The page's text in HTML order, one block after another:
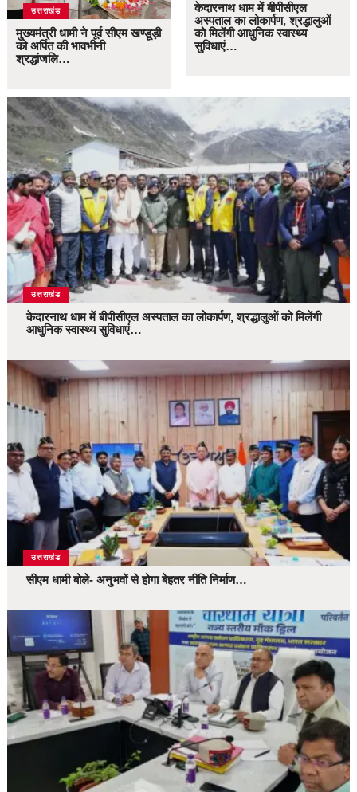
उत्तराखंड
मुख्यमंत्री धामी ने पूर्व सीएम खण्डूड़ी
को अर्पित की भावभीनी
श्रद्धांजलि…
केदारनाथ धाम में बीपीसीएल
अस्पताल का लोकार्पण, श्रद्धालुओं
को मिलेंगी आधुनिक स्वास्थ्य
सुविधाएं…
उत्तराखंड
केदारनाथ धाम में बीपीसीएल अस्पताल का लोकार्पण, श्रद्धालुओं को मिलेंगी
आधुनिक स्वास्थ्य सुविधाएं…
उत्तराखंड
सीएम धामी बोले- अनुभवों से होगा बेहतर नीति निर्माण…